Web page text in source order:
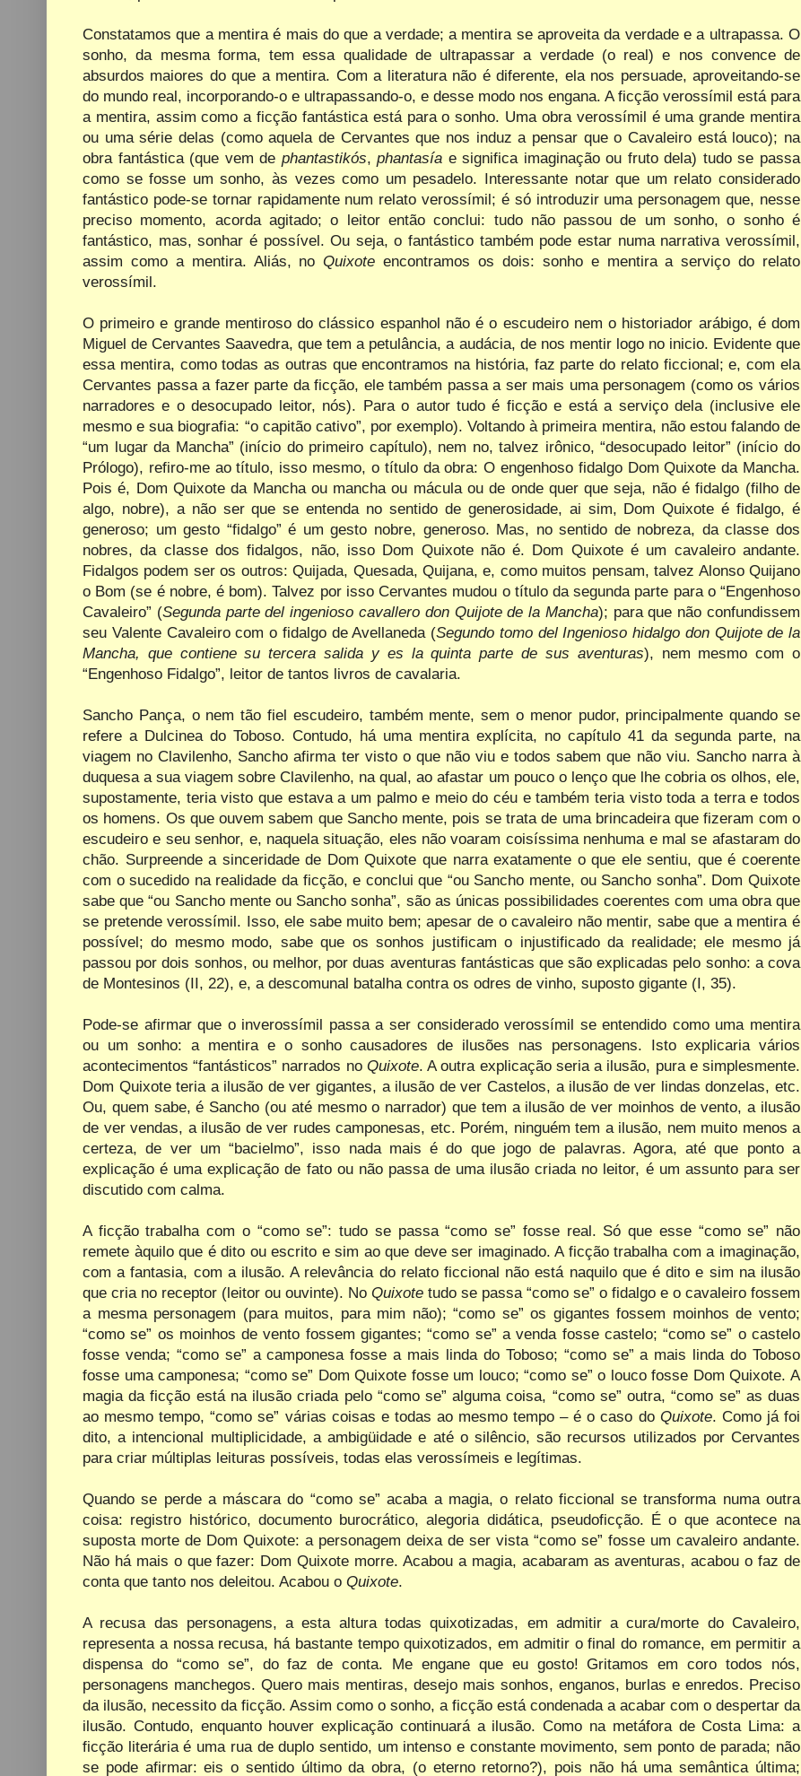
Constatamos que a mentira é mais do que a verdade; a mentira se aproveita da verdade e a ultrapassa. O
sonho, da mesma forma, tem essa qualidade de ultrapassar a verdade (o real) e nos convence de
absurdos maiores do que a mentira. Com a literatura não é diferente, ela nos persuade, aproveitando-se
do mundo real, incorporando-o e ultrapassando-o, e desse modo nos engana. A ficção verossímil está para
a mentira, assim como a ficção fantástica está para o sonho. Uma obra verossímil é uma grande mentira
ou uma série delas (como aquela de Cervantes que nos induz a pensar que o Cavaleiro está louco); na
obra fantástica (que vem de phantastikós,phantasía e significa imaginação ou fruto dela) tudo se passa
como se fosse um sonho, às vezes como um pesadelo. Interessante notar que um relato considerado
fantástico pode-se tornar rapidamente num relato verossímil; é só introduzir uma personagem que, nesse
preciso momento, acorda agitado; o leitor então conclui: tudo não passou de um sonho, o sonho é
fantástico, mas, sonhar é possível. Ou seja, o fantástico também pode estar numa narrativa verossímil,
assim como a mentira. Aliás, noQuixote encontramos os dois: sonho e mentira a serviço do relato
verossímil.
O primeiro e grande mentiroso do clássico espanhol não é o escudeiro nem o historiador arábigo, é dom
Miguel de Cervantes Saavedra, que tem a petulância, a audácia, de nos mentir logo no inicio. Evidente que
essa mentira, como todas as outras que encontramos na história, faz parte do relato ficcional; e, com ela
Cervantes passa a fazer parte da ficção, ele também passa a ser mais uma personagem (como os vários
narradores e o desocupado leitor, nós). Para o autor tudo é ficção e está a serviço dela (inclusive ele
mesmo e sua biografia: “o capitão cativo”, por exemplo). Voltando à primeira mentira, não estou falando de
“um lugar da Mancha” (início do primeiro capítulo), nem no, talvez irônico, “desocupado leitor” (início do
Prólogo), refiro-me ao título, isso mesmo, o título da obra: O engenhoso fidalgo Dom Quixote da Mancha.
Pois é, Dom Quixote da Mancha ou mancha ou mácula ou de onde quer que seja, não é fidalgo (filho de
algo, nobre), a não ser que se entenda no sentido de generosidade, ai sim, Dom Quixote é fidalgo, é
generoso; um gesto “fidalgo” é um gesto nobre, generoso. Mas, no sentido de nobreza, da classe dos
nobres, da classe dos fidalgos, não, isso Dom Quixote não é. Dom Quixote é um cavaleiro andante.
Fidalgos podem ser os outros: Quijada, Quesada, Quijana, e, como muitos pensam, talvez Alonso Quijano
o Bom (se é nobre, é bom). Talvez por isso Cervantes mudou o título da segunda parte para o “Engenhoso
Cavaleiro” (Segunda parte del ingenioso cavallero don Quijote dela Mancha); para que não confundissem
seu Valente Cavaleiro com o fidalgo de Avellaneda (Segundo tomo del Ingenioso hidalgo don Quijote de la
Mancha, que contiene su tercera salida y es la quinta parte de sus aventuras), nem mesmo com o
“Engenhoso Fidalgo”, leitor de tantos livros de cavalaria.
Sancho Pança, o nem tão fiel escudeiro, também mente, sem o menor pudor, principalmente quando se
refere a Dulcinea do Toboso. Contudo, há uma mentira explícita, no capítulo 41 da segunda parte, na
viagem no Clavilenho, Sancho afirma ter visto o que não viu e todos sabem que não viu. Sancho narra à
duquesa a sua viagem sobre Clavilenho, na qual, ao afastar um pouco o lenço que lhe cobria os olhos, ele,
supostamente, teria visto que estava a um palmo e meio do céu e também teria visto toda a terra e todos
os homens. Os que ouvem sabem que Sancho mente, pois se trata de uma brincadeira que fizeram com o
escudeiro e seu senhor, e, naquela situação, eles não voaram coisíssima nenhuma e mal se afastaram do
chão. Surpreende a sinceridade de Dom Quixote que narra exatamente o que ele sentiu, que é coerente
com o sucedido na realidade da ficção, e conclui que “ou Sancho mente, ou Sancho sonha”. Dom Quixote
sabe que “ou Sancho mente ou Sancho sonha”, são as únicas possibilidades coerentes com uma obra que
se pretende verossímil. Isso, ele sabe muito bem; apesar de o cavaleiro não mentir, sabe que a mentira é
possível; do mesmo modo, sabe que os sonhos justificam o injustificado da realidade; ele mesmo já
passou por dois sonhos, ou melhor, por duas aventuras fantásticas que são explicadas pelo sonho: a cova
de Montesinos (II, 22), e, a descomunal batalha contra os odres de vinho, suposto gigante (I, 35).
Pode-se afirmar que o inverossímil passa a ser considerado verossímil se entendido como uma mentira
ou um sonho: a mentira e o sonho causadores de ilusões nas personagens. Isto explicaria vários
acontecimentos “fantásticos” narrados no Quixote. A outra explicação seria a ilusão, pura e simplesmente.
Dom Quixote teria a ilusão de ver gigantes, a ilusão de ver Castelos, a ilusão de ver lindas donzelas, etc.
Ou, quem sabe, é Sancho (ou até mesmo o narrador) que tem a ilusão de ver moinhos de vento, a ilusão
de ver vendas, a ilusão de ver rudes camponesas, etc. Porém, ninguém tem a ilusão, nem muito menos a
certeza, de ver um “bacielmo”, isso nada mais é do que jogo de palavras. Agora, até que ponto a
explicação é uma explicação de fato ou não passa de uma ilusão criada no leitor, é um assunto para ser
discutido com calma.
A ficção trabalha com o “como se”: tudo se passa “como se” fosse real. Só que esse “como se” não
remete àquilo que é dito ou escrito e sim ao que deve ser imaginado. A ficção trabalha com a imaginação,
com a fantasia, com a ilusão. A relevância do relato ficcional não está naquilo que é dito e sim na ilusão
que cria no receptor (leitor ou ouvinte). No Quixote tudo se passa “como se” o fidalgo e o cavaleiro fossem
a mesma personagem (para muitos, para mim não); “como se” os gigantes fossem moinhos de vento;
“como se” os moinhos de vento fossem gigantes; “como se” a venda fosse castelo; “como se” o castelo
fosse venda; “como se” a camponesa fosse a mais linda do Toboso; “como se” a mais linda do Toboso
fosse uma camponesa; “como se” Dom Quixote fosse um louco; “como se” o louco fosse Dom Quixote. A
magia da ficção está na ilusão criada pelo “como se” alguma coisa, “como se” outra, “como se” as duas
ao mesmo tempo, “como se” várias coisas e todas ao mesmo tempo – é o caso do Quixote. Como já foi
dito, a intencional multiplicidade, a ambigüidade e até o silêncio, são recursos utilizados por Cervantes
para criar múltiplas leituras possíveis, todas elas verossímeis e legítimas.
Quando se perde a máscara do “como se” acaba a magia, o relato ficcional se transforma numa outra
coisa: registro histórico, documento burocrático, alegoria didática, pseudoficção. É o que acontece na
suposta morte de Dom Quixote: a personagem deixa de ser vista “como se” fosse um cavaleiro andante.
Não há mais o que fazer: Dom Quixote morre. Acabou a magia, acabaram as aventuras, acabou o faz de
conta que tanto nos deleitou. Acabou o Quixote.
A recusa das personagens, a esta altura todas quixotizadas, em admitir a cura/morte do Cavaleiro,
representa a nossa recusa, há bastante tempo quixotizados, em admitir o final do romance, em permitir a
dispensa do “como se”, do faz de conta. Me engane que eu gosto!Gritamos em coro todos nós,
personagens manchegos. Quero mais mentiras, desejo mais sonhos, enganos, burlas e enredos. Preciso
da ilusão, necessito da ficção. Assim como o sonho, a ficção está condenada a acabar com o despertar da
ilusão. Contudo, enquanto houver explicação continuará a ilusão. Como na metáfora de Costa Lima: a
ficção literária é uma rua de duplo sentido, um intenso e constante movimento, sem ponto de parada; não
se pode afirmar: eis o sentido último da obra, (o eterno retorno?), pois não há uma semântica última;